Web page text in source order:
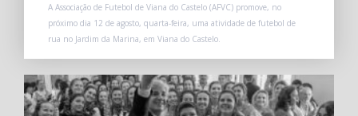
A Associação de Futebol de Viana do Castelo (AFVC) promove, no
próximo dia 12 de agosto, quarta-feira, uma atividade de futebol de
rua no Jardim da Marina, em Viana do Castelo.